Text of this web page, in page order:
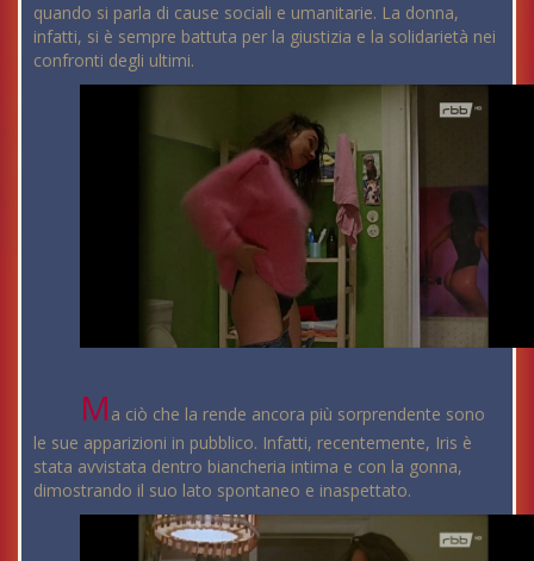
quando si parla di cause sociali e umanitarie. La donna,
infatti, si è sempre battuta per la giustizia e la solidarietà nei
confronti degli ultimi.
M a ciò che la rende ancora più sorprendente sono
le sue apparizioni in pubblico. Infatti, recentemente, Iris è
stata avvistata dentro biancheria intima e con la gonna,
dimostrando il suo lato spontaneo e inaspettato.